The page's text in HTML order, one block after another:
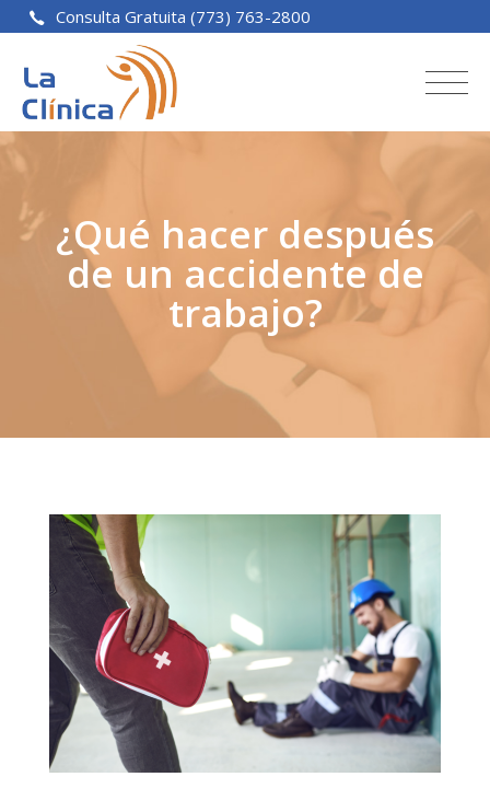
Consulta Gratuita (773) 763-2800
¿Qué hacer después
de un accidente de
trabajo?